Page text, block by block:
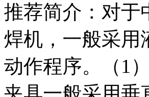
推荐简介：对于
焊机，一般采用
动作程序。（1